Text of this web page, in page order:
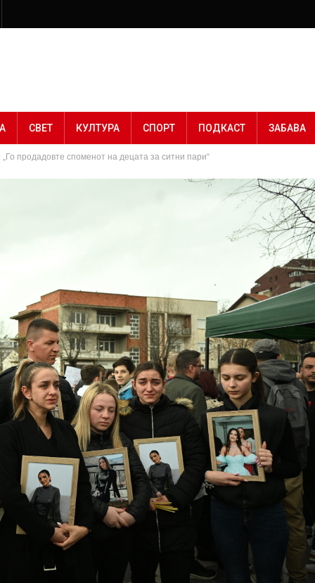
СВЕТ КУЛТУРА СПОРТ ПОДКАСТ ЗАБАВА
продадовте споменот на децата за ситни пари“